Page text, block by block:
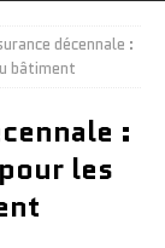
décennale :
bâtiment
:
les